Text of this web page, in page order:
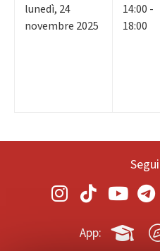
lunedì, 24
novembre 2025
14:00 -
18:00
App: